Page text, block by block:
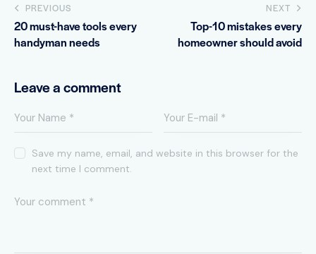
PREVIOUS
20 must-have tools every
handyman needs
NEXT
Top-10 mistakes every
homeowner should avoid
Leave a comment
Save my name, email, and website in this browser for the
next time I comment.